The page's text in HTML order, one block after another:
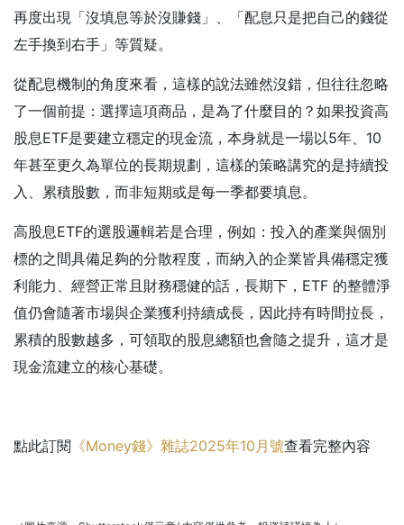
再度出現「沒填息等於沒賺錢」、「配息只是把自己的錢從
左手換到右手」等質疑。
從配息機制的角度來看，這樣的說法雖然沒錯，但往往忽略
了一個前提：選擇這項商品，是為了什麼目的？如果投資高
股息ETF是要建立穩定的現金流，本身就是一場以5年、10
年甚至更久為單位的長期規劃，這樣的策略講究的是持續投
入、累積股數，而非短期或是每一季都要填息。
高股息ETF的選股邏輯若是合理，例如：投入的產業與個別
標的之間具備足夠的分散程度，而納入的企業皆具備穩定獲
利能力、經營正常且財務穩健的話，長期下，ETF 的整體淨
值仍會隨著市場與企業獲利持續成長，因此持有時間拉長，
累積的股數越多，可領取的股息總額也會隨之提升，這才是
現金流建立的核心基礎。
點此訂閱 《Money錢》雜誌2025年10月號查看完整內容